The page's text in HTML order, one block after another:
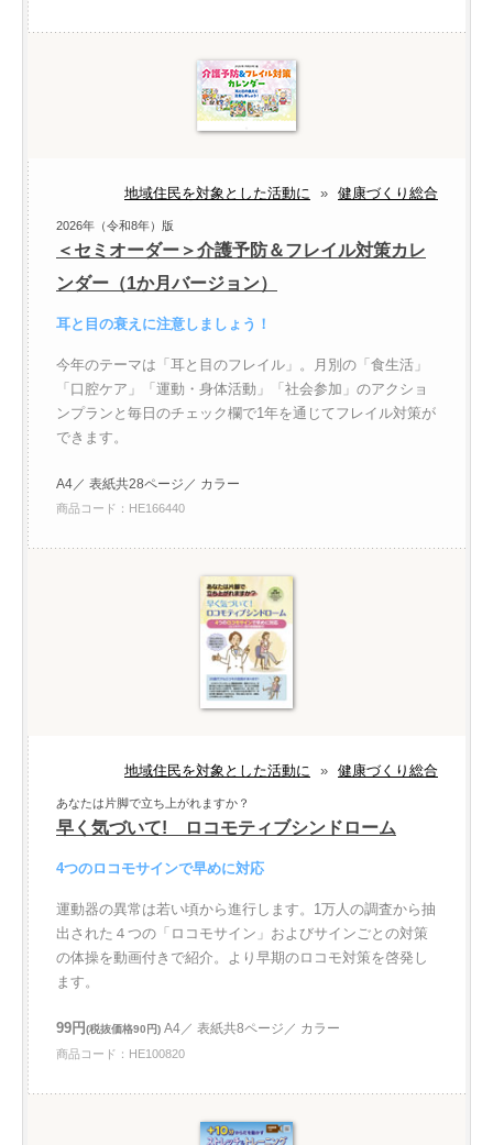
地域住民を対象とした活動に » 健康づくり総合
2026年（令和8年）版
＜セミオーダー＞介護予防＆フレイル対策カレ
ンダー（1か月バージョン）
耳と目の衰えに注意しましょう！
今年のテーマは「耳と目のフレイル」。月別の「食生活」
「口腔ケア」「運動・身体活動」「社会参加」のアクショ
ンプランと毎日のチェック欄で1年を通じてフレイル対策が
できます。
A4／ 表紙共28ページ／ カラー
商品コード：HE166440
地域住民を対象とした活動に » 健康づくり総合
あなたは片脚で立ち上がれますか？
早く気づいて! ロコモティブシンドローム
4つのロコモサインで早めに対応
運動器の異常は若い頃から進行します。1万人の調査から抽
出された４つの「ロコモサイン」およびサインごとの対策
の体操を動画付きで紹介。より早期のロコモ対策を啓発し
ます。
99円(税抜価格90円) A4／ 表紙共8ページ／ カラー
商品コード：HE100820